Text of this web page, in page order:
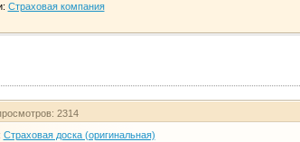
Страховая компания
2314
Страховая доска (оригинальная)